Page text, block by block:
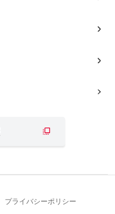
プライバシーポリシー